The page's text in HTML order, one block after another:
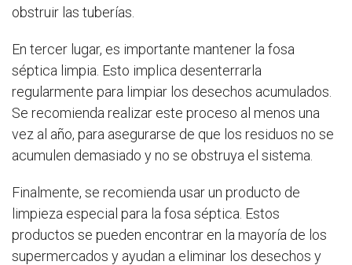
obstruir las tuberías.
En tercer lugar, es importante mantener la fosa
séptica limpia. Esto implica desenterrarla
regularmente para limpiar los desechos acumulados.
Se recomienda realizar este proceso al menos una
vez al año, para asegurarse de que los residuos no se
acumulen demasiado y no se obstruya el sistema.
Finalmente, se recomienda usar un producto de
limpieza especial para la fosa séptica. Estos
productos se pueden encontrar en la mayoría de los
supermercados y ayudan a eliminar los desechos y